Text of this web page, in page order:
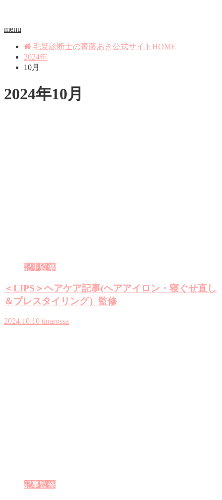
menu
毛髪診断士の齊藤あき公式サイトHOME
2024年
10月
2024年10月
記事監修
＜LIPS＞ヘアケア記事(ヘアアイロン・寝ぐせ直し
＆プレスタイリング）監修
2024.10.10 tinarossa
記事監修